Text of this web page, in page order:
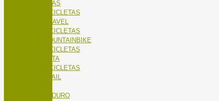
BICICLETAS
BICICLETAS
GRAVEL
BICICLETAS
MOUNTAINBIKE
BICICLETAS
RUTA
BICICLETAS
TRAIL
ENDURO